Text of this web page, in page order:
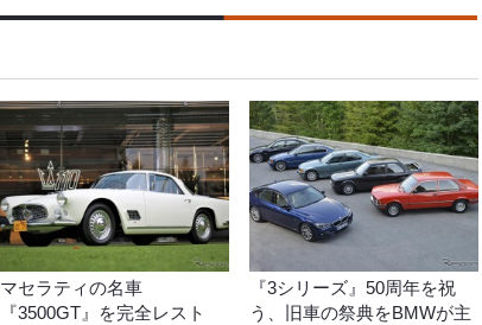
マセラティの名車
『3500GT』を完全レスト
『3シリーズ』50周年を祝
う、旧車の祭典をBMWが主